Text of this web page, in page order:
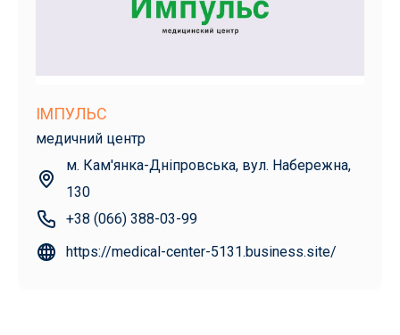
ІМПУЛЬС
медичний центр
м. Кам'янка-Дніпровська, вул. Набережна,
130
+38 (066) 388-03-99
https://medical-center-5131.business.site/